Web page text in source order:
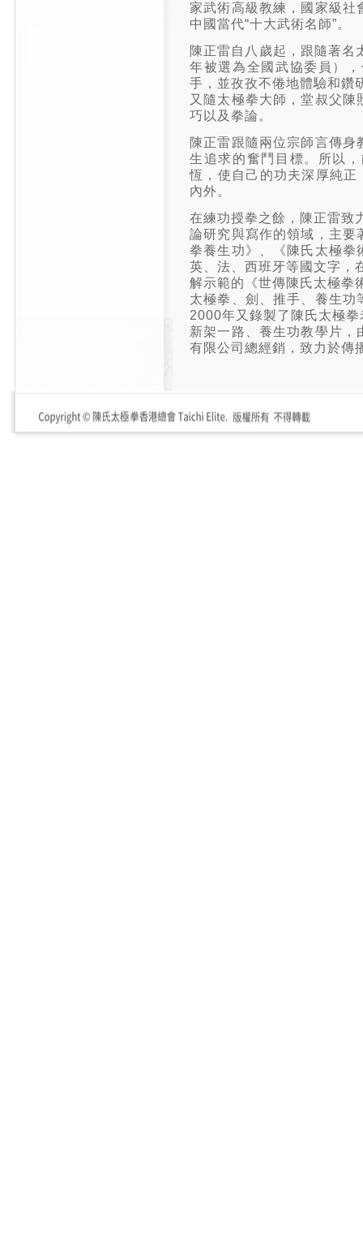
家武術高級教練，國家級
中國當代“十大武術名師”。
陳正雷自八歲起，跟隨著
年被選為全國武協委員）
手，​​並孜孜不倦地體驗和鑽
又隨太極拳大師，堂叔父
巧以及拳論。
陳正雷跟隨兩位宗師言傳
生追求的奮鬥目標。所以
恆，使自己的功夫深厚純正
內外。
在練功授拳之餘，陳正雷致
論研究與寫作的領域，主要
拳養生功》、《陳氏太極拳
英、法、西班牙等國文字，
解示範的《世傳陳氏太極拳
太極拳、劍、推手、養生
2000年又錄製了陳氏太極
新架一路、養生功教學片
有限公司總經銷，致力於傳